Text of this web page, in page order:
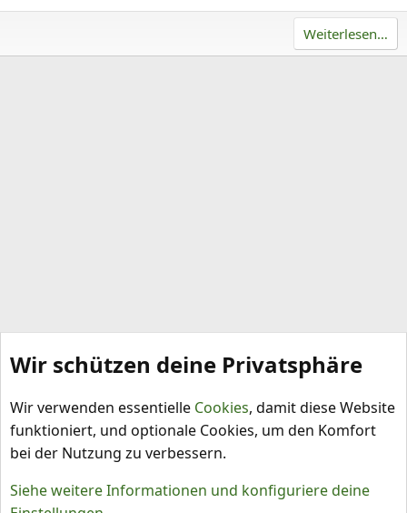
Weiterlesen…
Sprachfiles für XenForo
Wir schützen deine Privatsphäre
Wir verwenden essentielle Cookies, damit diese Website
funktioniert, und optionale Cookies, um den Komfort
bei der Nutzung zu verbessern.
Siehe weitere Informationen und konfiguriere deine